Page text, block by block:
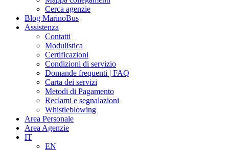
Cerca agenzie
Blog MarinoBus
Assistenza
Contatti
Modulistica
Certificazioni
Condizioni di servizio
Domande frequenti | FAQ
Carta dei servizi
Metodi di Pagamento
Reclami e segnalazioni
Whistleblowing
Area Personale
Area Agenzie
IT
EN